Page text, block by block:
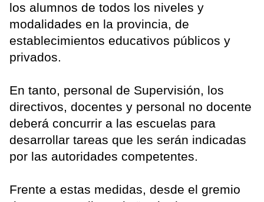
los alumnos de todos los niveles y
modalidades en la provincia, de
establecimientos educativos públicos y
privados.
En tanto, personal de Supervisión, los
directivos, docentes y personal no docente
deberá concurrir a las escuelas para
desarrollar tareas que les serán indicadas
por las autoridades competentes.
Frente a estas medidas, desde el gremio